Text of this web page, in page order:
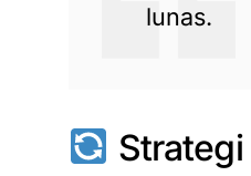
lunas.